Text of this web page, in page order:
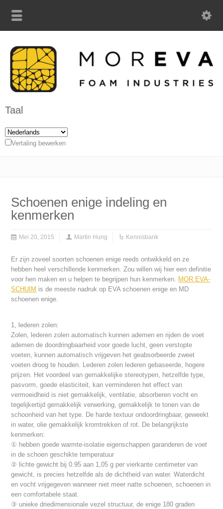
Taal
Vertaling bewerken
Schoenen enige indeling en
kenmerken
Mei 20, 2015 Martin Hung Kennisbank
Er zijn zoveel soorten schoenen enige reeds ontwikkeld en ze
hebben heel verschillende kenmerken. Zou willen wij hier een definitie
voor hen maken en u helpen te begrijpen hun kenmerken. MOR EVA-
SCHUIM is de meeste nadruk op EVA schoenen enige en MD
schoenen enige.
1, lederen zolen:
Zolen, lederen zolen automatisch kunnen ademen en rijden de voet
ademen de doordringbaarheid voor goede lucht, geen verstopte
voeten, kunnen automatisch vrijgeven het geabsorbeerde zweet
voeten droog te houden. Lederen zolen lederen gebaseerde, hogere
prijzen. Het voordeel van gemakkelijke stereotypen, hetzelfde type,
pasvorm, goede elasticiteit, kan verminderen het effect van
vermoeidheid is niet gemakkelijk, ventilatie, absorberen vocht en
tegelijkertijd gemakkelijk verwerking, gemakkelijk te tonen van de
schoonheid van het type. De harde textuur ondoordringbaar, geweekt
in water, olie gemakkelijk kromtrekken of rot. De belangrijkste
kenmerken:
① hebben goede warmte-isolatie eigenschappen garanderen de voet
in de schoen geschikte temperatuur
② lichte gewicht bij 0.95 aan 1,05 g per vierkante centimeter van
gewicht, is precies hetzelfde als de dichtheid van water. Waterdicht
en vocht vrijgegeven wanneer niet meer natte schoenen, schoenen in
een comfortabele staat.
③ unieke driedimensionale vezel structuur, de enige 180 graden